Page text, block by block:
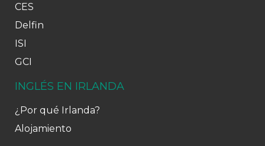
CES
Delfin
ISI
GCI
INGLÉS EN IRLANDA
¿Por qué Irlanda?
Alojamiento